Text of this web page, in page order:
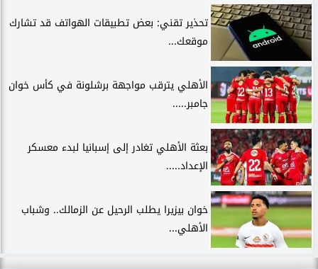
تحذير تقني: بعض تطبيقات الهواتف قد تشارك
موقعك...
الأهلي يترقب مواجهة برشلونة في كأس خوان
جامبر.....
بعثة الأهلي تغادر إلى إسبانيا لبدء معسكر
الإعداد.....
خوان بيزيرا يطلب الرحيل عن الزمالك.. وشباب
الأهلي...